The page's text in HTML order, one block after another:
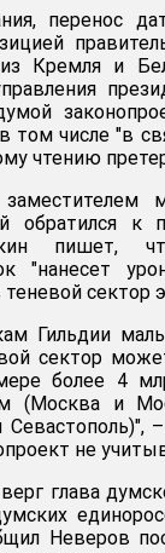
перенос
из Кремля и
том числе "в
чтению
обратился к
пишет,
"нанесет
сектор
Гильдии
сектор
более 4
(Москва и
не
глава
Неверов